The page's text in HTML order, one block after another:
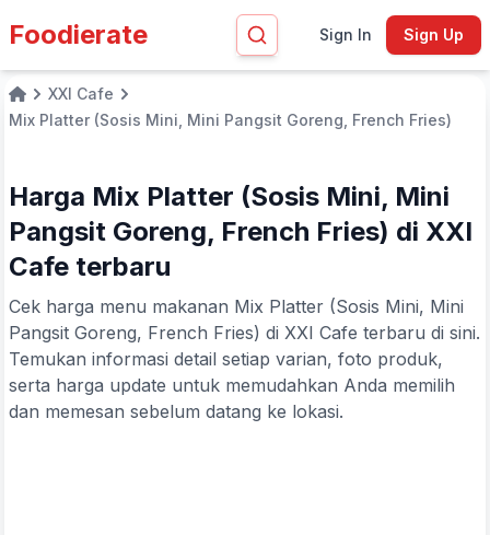
Foodierate Sign In Sign Up
HomeXXI Cafe
Mix Platter (Sosis Mini, Mini Pangsit Goreng, French Fries)
Harga Mix Platter (Sosis Mini, Mini
Pangsit Goreng, French Fries) di XXI
Cafe terbaru
Cek harga menu makanan Mix Platter (Sosis Mini, Mini
Pangsit Goreng, French Fries) di XXI Cafe terbaru di sini.
Temukan informasi detail setiap varian, foto produk,
serta harga update untuk memudahkan Anda memilih
dan memesan sebelum datang ke lokasi.